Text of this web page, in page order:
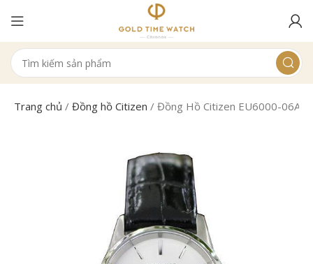
Trang chủ /Đồng hồ Citizen /Đồng Hồ Citizen EU6000-06A